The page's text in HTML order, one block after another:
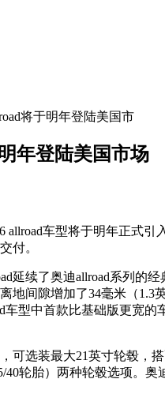
将于明年登陆美国市
年登陆美国市场
车型将于明年正式引
付。
延续了奥迪allroad系列的
地间隙增加了34毫米（1.3
车型中首款比基础版更宽
可选装最大21英寸轮毂，
40轮胎）两种轮毂选项。